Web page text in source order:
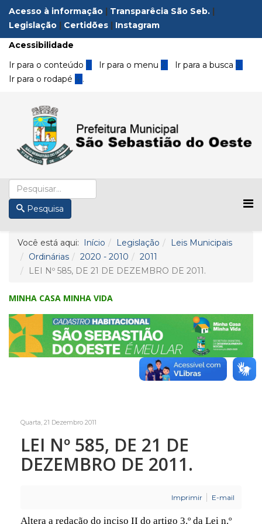
Acesso à informação | Transparêcia São Seb. |
Legislação | Certidões | Instagram
Acessibilidade
Ir para o conteúdo 1 Ir para o menu 2 Ir para a busca3
Ir para o rodapé 4 .
Pesquisa
Você está aqui: Início Legislação
Leis Municipais
Ordinárias
2020 - 2010
2011
LEI Nº 585, DE 21 DE DEZEMBRO DE 2011.
MINHA CASA MINHA VIDA
Quarta, 21 Dezembro 2011
LEI Nº 585, DE 21 DE
DEZEMBRO DE 2011.
Imprimir E-mail
Altera a redação do inciso II do artigo 3.º da Lei n.º